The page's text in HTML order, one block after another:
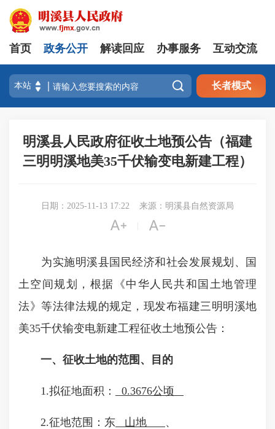
首页 政务公开 解读回应 办事服务 互动交流
 长者模式
明溪县人民政府征收土地预公告（福建
三明明溪地美35千伏输变电新建工程）
日期：2025-11-13 17:22 来源：明溪县自然资源局
 
为实施明溪县国民经济和社会发展规划、国
土空间规划，根据《中华人民共和国土地管理
法》等法律法规的规定，现发布福建三明明溪地
美35千伏输变电新建工程征收土地预公告：
一、征收土地的范围、目的
1.拟征地面积： 0.3676公顷
2.征地范围：东 山地 、